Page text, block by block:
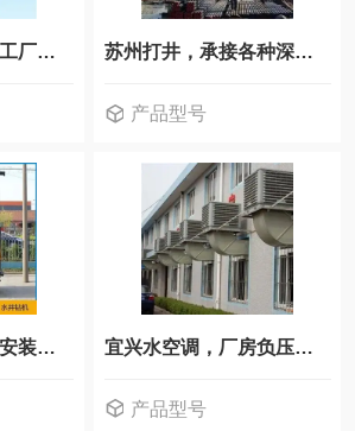
苏州水空调安装，工厂负压风机 苏州打井，承接各种深水井机器
产品型号
太仓水空调冷风机安装，负压风机 宜兴水空调，厂房负压风机安装
产品型号